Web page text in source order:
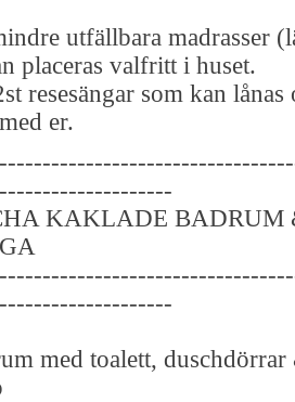
utfällbara madrasser
placeras valfritt i huset.
resesängar som kan
er.
KAKLADE BADRUM
med toalett,